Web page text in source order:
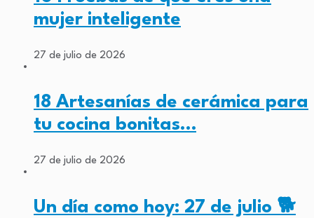
mujer inteligente
27 de julio de 2026
18 Artesanías de cerámica para
tu cocina bonitas…
27 de julio de 2026
Un día como hoy: 27 de julio 🐕